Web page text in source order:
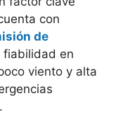
con
de
fiabilidad en
viento y alta